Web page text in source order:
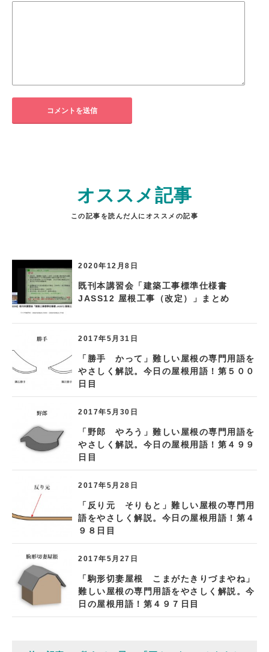
オススメ記事
この記事を読んだ人にオススメの記事
2020年12月8日
既刊本講習会「建築工事標準仕様書
JASS12 屋根工事（改定）」まとめ
2017年5月31日
「勝手 かって」難しい屋根の専門用語を
やさしく解説。今日の屋根用語！第５００
日目
2017年5月30日
「野郎 やろう」難しい屋根の専門用語を
やさしく解説。今日の屋根用語！第４９９
日目
2017年5月28日
「反り元 そりもと」難しい屋根の専門用
語をやさしく解説。今日の屋根用語！第４
９８日目
2017年5月27日
「駒形切妻屋根 こまがたきりづまやね」
難しい屋根の専門用語をやさしく解説。今
日の屋根用語！第４９７日目